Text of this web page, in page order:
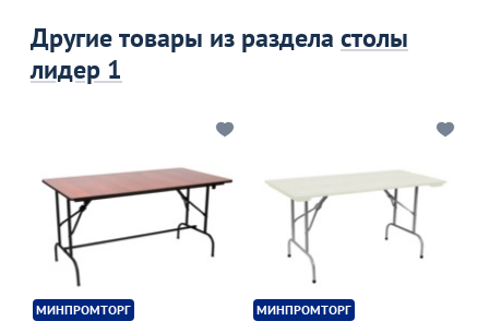
Другие товары из раздела столы
лидер 1
МИНПРОМТОРГ МИНПРОМТОРГ